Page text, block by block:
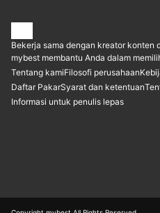
Bekerja sama dengan kreator konten
mybest membantu Anda dalam
Tentang kamiFilosofi perusahaan
Daftar PakarSyarat dan ketentuan
Informasi untuk penulis lepas